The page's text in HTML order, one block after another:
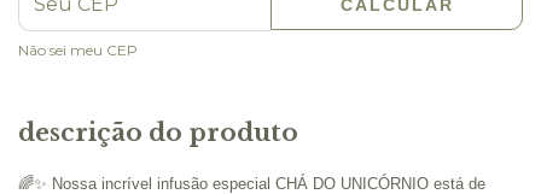
CALCULAR
Não sei meu CEP
descrição do produto
🌈✨ Nossa incrível infusão especial CHÁ DO UNICÓRNIO está de